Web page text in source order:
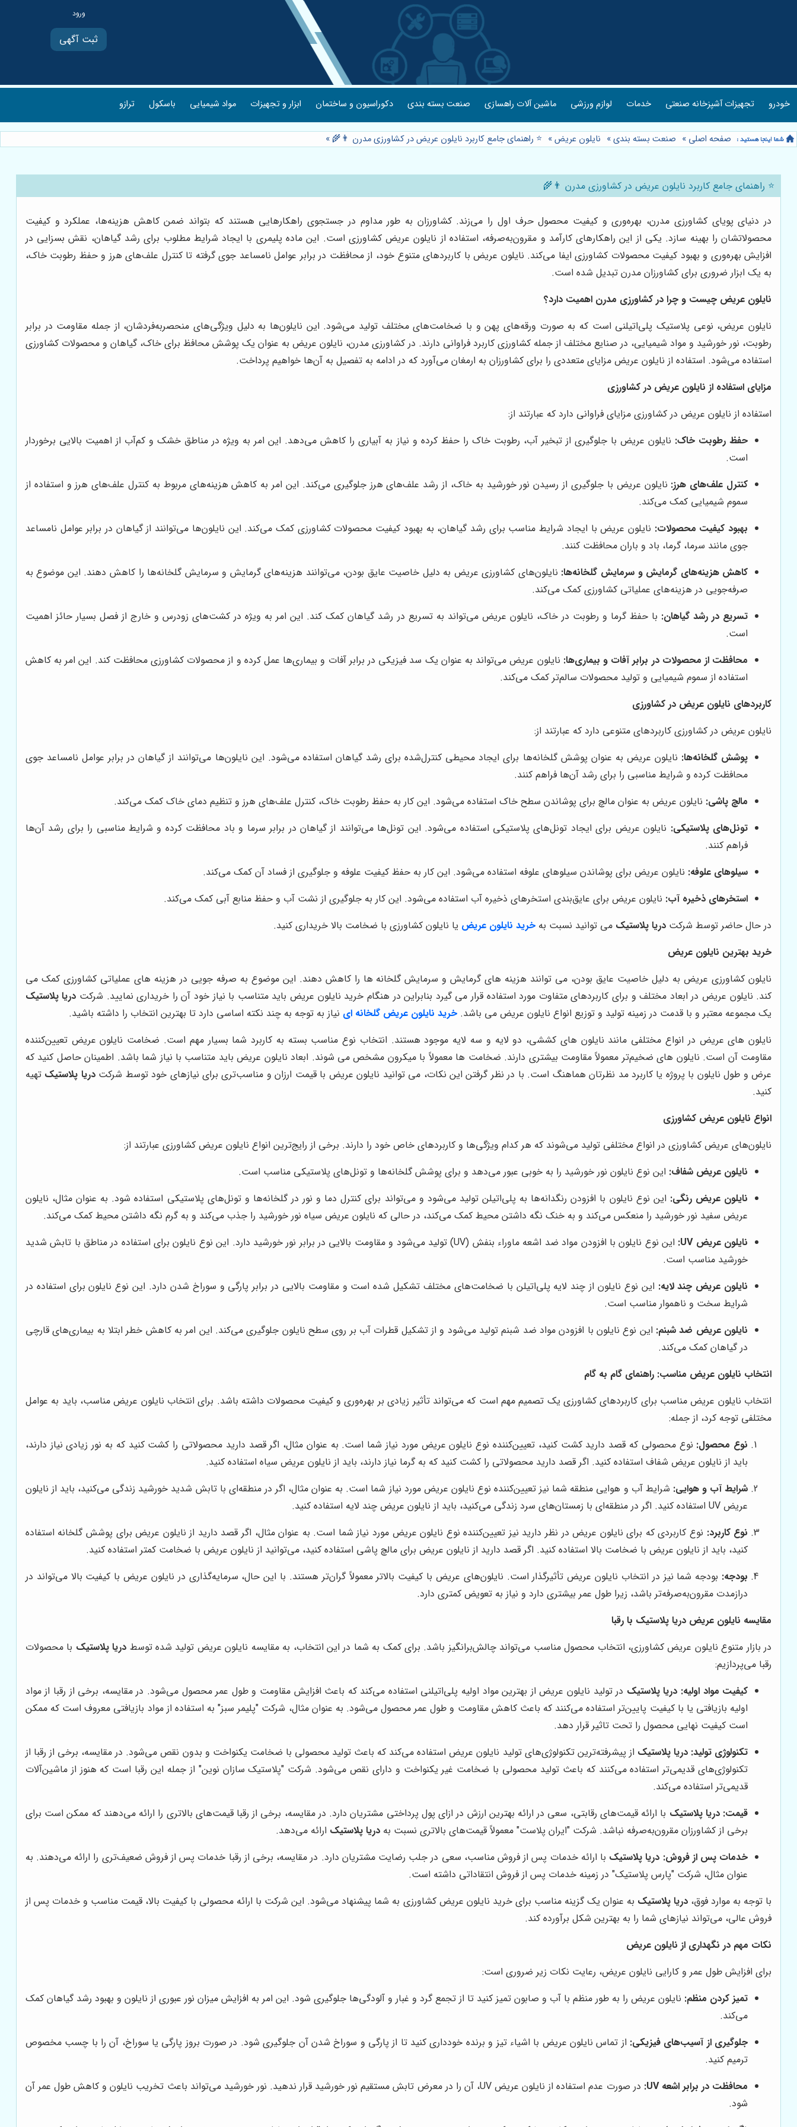
ثبت آگهی
خودرو تجهیزات آشپزخانه صنعتی خدمات لوازم ورزشی ماشین آلات راهسازی صنعت بسته بندی دکوراسیون و ساختمان ابزار و تجهیزات مواد شیمیایی باسکول ترازو
صفحه اصلی » صنعت بسته بندی» نایلون عریض» ⭐️ راهنمای جامع کاربرد نایلون عریض در کشاورزی مدرن 👨‍🌾 »
⭐️ راهنمای جامع کاربرد نایلون عریض در کشاورزی مدرن 👨‍🌾
در دنیای پویای کشاورزی مدرن، بهره‌وری و کیفیت محصول حرف اول را می‌زند. کشاورزان به طور مداوم در جستجوی راهکارهایی هستند که بتواند ضمن کاهش هزینه‌ها، عملکرد و کیفیت
محصولاتشان را بهینه سازد. یکی از این راهکارهای کارآمد و مقرون‌به‌صرفه، استفاده از نایلون عریض کشاورزی است. این ماده پلیمری با ایجاد شرایط مطلوب برای رشد گیاهان، نقش بسزایی در
افزایش بهره‌وری و بهبود کیفیت محصولات کشاورزی ایفا می‌کند. نایلون عریض با کاربردهای متنوع خود، از محافظت در برابر عوامل نامساعد جوی گرفته تا کنترل علف‌های هرز و حفظ رطوبت خاک،
به یک ابزار ضروری برای کشاورزان مدرن تبدیل شده است.
نایلون عریض چیست و چرا در کشاورزی مدرن اهمیت دارد؟
نایلون عریض، نوعی پلاستیک پلی‌اتیلنی است که به صورت ورقه‌های پهن و با ضخامت‌های مختلف تولید می‌شود. این نایلون‌ها به دلیل ویژگی‌های منحصربه‌فردشان، از جمله مقاومت در برابر
رطوبت، نور خورشید و مواد شیمیایی، در صنایع مختلف از جمله کشاورزی کاربرد فراوانی دارند. در کشاورزی مدرن، نایلون عریض به عنوان یک پوشش محافظ برای خاک، گیاهان و محصولات کشاورزی
استفاده می‌شود. استفاده از نایلون عریض مزایای متعددی را برای کشاورزان به ارمغان می‌آورد که در ادامه به تفصیل به آن‌ها خواهیم پرداخت.
مزایای استفاده از نایلون عریض در کشاورزی
استفاده از نایلون عریض در کشاورزی مزایای فراوانی دارد که عبارتند از:
حفظ رطوبت خاک: نایلون عریض با جلوگیری از تبخیر آب، رطوبت خاک را حفظ کرده و نیاز به آبیاری را کاهش می‌دهد. این امر به ویژه در مناطق خشک و کم‌آب از اهمیت بالایی برخوردار
است.
کنترل علف‌های هرز: نایلون عریض با جلوگیری از رسیدن نور خورشید به خاک، از رشد علف‌های هرز جلوگیری می‌کند. این امر به کاهش هزینه‌های مربوط به کنترل علف‌های هرز و استفاده از
سموم شیمیایی کمک می‌کند.
بهبود کیفیت محصولات: نایلون عریض با ایجاد شرایط مناسب برای رشد گیاهان، به بهبود کیفیت محصولات کشاورزی کمک می‌کند. این نایلون‌ها می‌توانند از گیاهان در برابر عوامل نامساعد
جوی مانند سرما، گرما، باد و باران محافظت کنند.
کاهش هزینه‌های گرمایش و سرمایش گلخانه‌ها: نایلون‌های کشاورزی عریض به دلیل خاصیت عایق بودن، می‌توانند هزینه‌های گرمایش و سرمایش گلخانه‌ها را کاهش دهند. این موضوع به
صرفه‌جویی در هزینه‌های عملیاتی کشاورزی کمک می‌کند.
تسریع در رشد گیاهان: با حفظ گرما و رطوبت در خاک، نایلون عریض می‌تواند به تسریع در رشد گیاهان کمک کند. این امر به ویژه در کشت‌های زودرس و خارج از فصل بسیار حائز اهمیت
است.
محافظت از محصولات در برابر آفات و بیماری‌ها: نایلون عریض می‌تواند به عنوان یک سد فیزیکی در برابر آفات و بیماری‌ها عمل کرده و از محصولات کشاورزی محافظت کند. این امر به کاهش
استفاده از سموم شیمیایی و تولید محصولات سالم‌تر کمک می‌کند.
کاربردهای نایلون عریض در کشاورزی
نایلون عریض در کشاورزی کاربردهای متنوعی دارد که عبارتند از:
پوشش گلخانه‌ها: نایلون عریض به عنوان پوشش گلخانه‌ها برای ایجاد محیطی کنترل‌شده برای رشد گیاهان استفاده می‌شود. این نایلون‌ها می‌توانند از گیاهان در برابر عوامل نامساعد جوی
محافظت کرده و شرایط مناسبی را برای رشد آن‌ها فراهم کنند.
مالچ پاشی: نایلون عریض به عنوان مالچ برای پوشاندن سطح خاک استفاده می‌شود. این کار به حفظ رطوبت خاک، کنترل علف‌های هرز و تنظیم دمای خاک کمک می‌کند.
تونل‌های پلاستیکی: نایلون عریض برای ایجاد تونل‌های پلاستیکی استفاده می‌شود. این تونل‌ها می‌توانند از گیاهان در برابر سرما و باد محافظت کرده و شرایط مناسبی را برای رشد آن‌ها
فراهم کنند.
سیلوهای علوفه: نایلون عریض برای پوشاندن سیلوهای علوفه استفاده می‌شود. این کار به حفظ کیفیت علوفه و جلوگیری از فساد آن کمک می‌کند.
استخرهای ذخیره آب: نایلون عریض برای عایق‌بندی استخرهای ذخیره آب استفاده می‌شود. این کار به جلوگیری از نشت آب و حفظ منابع آبی کمک می‌کند.
در حال حاضر توسط شرکت دریا پلاستیک می توانید نسبت به خرید نایلون عریض یا نایلون کشاورزی با ضخامت بالا خریداری کنید.
خرید بهترین نایلون عریض
نایلون کشاورزی عریض به دلیل خاصیت عایق بودن، می توانند هزینه های گرمایش و سرمایش گلخانه ها را کاهش دهند. این موضوع به صرفه جویی در هزینه های عملیاتی کشاورزی کمک می
کند. نایلون عریض در ابعاد مختلف و برای کاربردهای متفاوت مورد استفاده قرار می گیرد بنابراین در هنگام خرید نایلون عریض باید متناسب با نیاز خود آن را خریداری نمایید. شرکت دریا پلاستیک
یک مجموعه معتبر و با قدمت در زمینه تولید و توزیع انواع نایلون عریض می باشد. خرید نایلون عریض گلخانه ای نیاز به توجه به چند نکته اساسی دارد تا بهترین انتخاب را داشته باشید.
نایلون های عریض در انواع مختلفی مانند نایلون های کششی، دو لایه و سه لایه موجود هستند. انتخاب نوع مناسب بسته به کاربرد شما بسیار مهم است. ضخامت نایلون عریض تعیین‌کننده
مقاومت آن است. نایلون های ضخیم‌تر معمولاً مقاومت بیشتری دارند. ضخامت ها معمولاً با میکرون مشخص می شوند. ابعاد نایلون عریض باید متناسب با نیاز شما باشد. اطمینان حاصل کنید که
عرض و طول نایلون با پروژه یا کاربرد مد نظرتان هماهنگ است. با در نظر گرفتن این نکات، می توانید نایلون عریض با قیمت ارزان و مناسب‌تری برای نیازهای خود توسط شرکتدریا پلاستیک تهیه
کنید.
انواع نایلون عریض کشاورزی
نایلون‌های عریض کشاورزی در انواع مختلفی تولید می‌شوند که هر کدام ویژگی‌ها و کاربردهای خاص خود را دارند. برخی از رایج‌ترین انواع نایلون عریض کشاورزی عبارتند از:
نایلون عریض شفاف: این نوع نایلون نور خورشید را به خوبی عبور می‌دهد و برای پوشش گلخانه‌ها و تونل‌های پلاستیکی مناسب است.
نایلون عریض رنگی: این نوع نایلون با افزودن رنگدانه‌ها به پلی‌اتیلن تولید می‌شود و می‌تواند برای کنترل دما و نور در گلخانه‌ها و تونل‌های پلاستیکی استفاده شود. به عنوان مثال، نایلون
عریض سفید نور خورشید را منعکس می‌کند و به خنک نگه داشتن محیط کمک می‌کند، در حالی که نایلون عریض سیاه نور خورشید را جذب می‌کند و به گرم نگه داشتن محیط کمک می‌کند.
نایلون عریض UV:
این نوع نایلون با افزودن مواد ضد اشعه ماوراء بنفش (UV) تولید می‌شود و مقاومت بالایی در برابر نور خورشید دارد. این نوع نایلون برای استفاده در مناطق با تابش شدید
خورشید مناسب است.
نایلون عریض چند لایه: این نوع نایلون از چند لایه پلی‌اتیلن با ضخامت‌های مختلف تشکیل شده است و مقاومت بالایی در برابر پارگی و سوراخ شدن دارد. این نوع نایلون برای استفاده در
شرایط سخت و ناهموار مناسب است.
نایلون عریض ضد شبنم: این نوع نایلون با افزودن مواد ضد شبنم تولید می‌شود و از تشکیل قطرات آب بر روی سطح نایلون جلوگیری می‌کند. این امر به کاهش خطر ابتلا به بیماری‌های قارچی
در گیاهان کمک می‌کند.
انتخاب نایلون عریض مناسب: راهنمای گام به گام
انتخاب نایلون عریض مناسب برای کاربردهای کشاورزی یک تصمیم مهم است که می‌تواند تأثیر زیادی بر بهره‌وری و کیفیت محصولات داشته باشد. برای انتخاب نایلون عریض مناسب، باید به عوامل
مختلفی توجه کرد، از جمله:
نوع محصول: نوع محصولی که قصد دارید کشت کنید، تعیین‌کننده نوع نایلون عریض مورد نیاز شما است. به عنوان مثال، اگر قصد دارید محصولاتی را کشت کنید که به نور زیادی نیاز دارند،
باید از نایلون عریض شفاف استفاده کنید. اگر قصد دارید محصولاتی را کشت کنید که به گرما نیاز دارند، باید از نایلون عریض سیاه استفاده کنید.
شرایط آب و هوایی: شرایط آب و هوایی منطقه شما نیز تعیین‌کننده نوع نایلون عریض مورد نیاز شما است. به عنوان مثال، اگر در منطقه‌ای با تابش شدید خورشید زندگی می‌کنید، باید از نایلون
عریض UV استفاده کنید. اگر در منطقه‌ای با زمستان‌های سرد زندگی می‌کنید، باید از نایلون عریض چند لایه استفاده کنید.
نوع کاربرد: نوع کاربردی که برای نایلون عریض در نظر دارید نیز تعیین‌کننده نوع نایلون عریض مورد نیاز شما است. به عنوان مثال، اگر قصد دارید از نایلون عریض برای پوشش گلخانه استفاده
کنید، باید از نایلون عریض با ضخامت بالا استفاده کنید. اگر قصد دارید از نایلون عریض برای مالچ پاشی استفاده کنید، می‌توانید از نایلون عریض با ضخامت کمتر استفاده کنید.
بودجه: بودجه شما نیز در انتخاب نایلون عریض تأثیرگذار است. نایلون‌های عریض با کیفیت بالاتر معمولاً گران‌تر هستند. با این حال، سرمایه‌گذاری در نایلون عریض با کیفیت بالا می‌تواند در
درازمدت مقرون‌به‌صرفه‌تر باشد، زیرا طول عمر بیشتری دارد و نیاز به تعویض کمتری دارد.
مقایسه نایلون عریض دریا پلاستیک با رقبا
در بازار متنوع نایلون عریض کشاورزی، انتخاب محصول مناسب می‌تواند چالش‌برانگیز باشد. برای کمک به شما در این انتخاب، به مقایسه نایلون عریض تولید شده توسط دریا پلاستیک با محصولات
رقبا می‌پردازیم:
کیفیت مواد اولیه: دریا پلاستیک در تولید نایلون عریض از بهترین مواد اولیه پلی‌اتیلنی استفاده می‌کند که باعث افزایش مقاومت و طول عمر محصول می‌شود. در مقایسه، برخی از رقبا از مواد
اولیه بازیافتی یا با کیفیت پایین‌تر استفاده می‌کنند که باعث کاهش مقاومت و طول عمر محصول می‌شود. به عنوان مثال، شرکت "پلیمر سبز" به استفاده از مواد بازیافتی معروف است که ممکن
است کیفیت نهایی محصول را تحت تاثیر قرار دهد.
تکنولوژی تولید: دریا پلاستیک از پیشرفته‌ترین تکنولوژی‌های تولید نایلون عریض استفاده می‌کند که باعث تولید محصولی با ضخامت یکنواخت و بدون نقص می‌شود. در مقایسه، برخی از رقبا از
تکنولوژی‌های قدیمی‌تر استفاده می‌کنند که باعث تولید محصولی با ضخامت غیر یکنواخت و دارای نقص می‌شود. شرکت "پلاستیک سازان نوین" از جمله این رقبا است که هنوز از ماشین‌آلات
قدیمی‌تر استفاده می‌کند.
قیمت: دریا پلاستیک با ارائه قیمت‌های رقابتی، سعی در ارائه بهترین ارزش در ازای پول پرداختی مشتریان دارد. در مقایسه، برخی از رقبا قیمت‌های بالاتری را ارائه می‌دهند که ممکن است برای
برخی از کشاورزان مقرون‌به‌صرفه نباشد. شرکت "ایران پلاست" معمولاً قیمت‌های بالاتری نسبت به دریا پلاستیک ارائه می‌دهد.
خدمات پس از فروش: دریا پلاستیک با ارائه خدمات پس از فروش مناسب، سعی در جلب رضایت مشتریان دارد. در مقایسه، برخی از رقبا خدمات پس از فروش ضعیف‌تری را ارائه می‌دهند. به
عنوان مثال، شرکت "پارس پلاستیک" در زمینه خدمات پس از فروش انتقاداتی داشته است.
با توجه به موارد فوق،دریا پلاستیک به عنوان یک گزینه مناسب برای خرید نایلون عریض کشاورزی به شما پیشنهاد می‌شود. این شرکت با ارائه محصولی با کیفیت بالا، قیمت مناسب و خدمات پس از
فروش عالی، می‌تواند نیازهای شما را به بهترین شکل برآورده کند.
نکات مهم در نگهداری از نایلون عریض
برای افزایش طول عمر و کارایی نایلون عریض، رعایت نکات زیر ضروری است:
تمیز کردن منظم: نایلون عریض را به طور منظم با آب و صابون تمیز کنید تا از تجمع گرد و غبار و آلودگی‌ها جلوگیری شود. این امر به افزایش میزان نور عبوری از نایلون و بهبود رشد گیاهان کمک
می‌کند.
جلوگیری از آسیب‌های فیزیکی: از تماس نایلون عریض با اشیاء تیز و برنده خودداری کنید تا از پارگی و سوراخ شدن آن جلوگیری شود. در صورت بروز پارگی یا سوراخ، آن را با چسب مخصوص
ترمیم کنید.
محافظت در برابر اشعه UV:
در صورت عدم استفاده از نایلون عریض UV، آن را در معرض تابش مستقیم نور خورشید قرار ندهید. نور خورشید می‌تواند باعث تخریب نایلون و کاهش طول عمر آن
شود.